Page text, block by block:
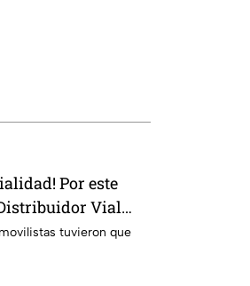
Por este
Vial
tuvieron que